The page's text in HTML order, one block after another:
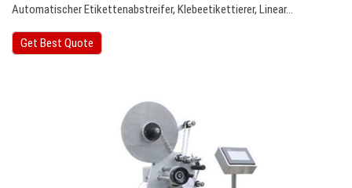
Automatischer Etikettenabstreifer, Klebeetikettierer, Linear…
Get Best Quote